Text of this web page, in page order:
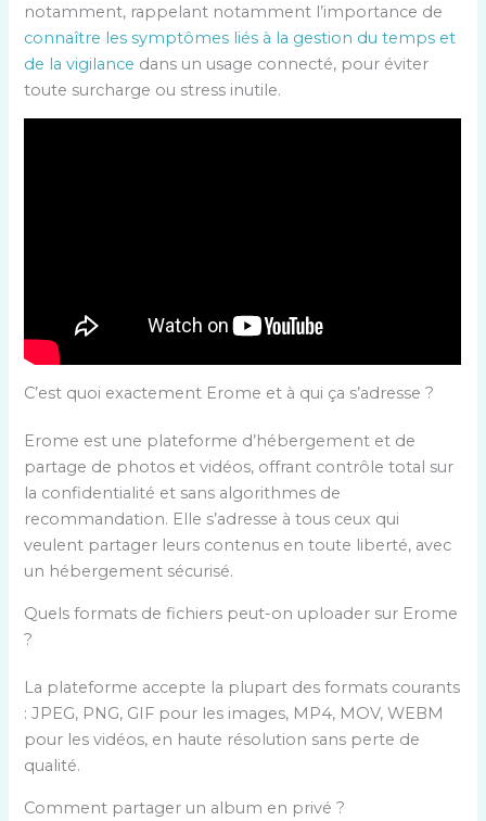
notamment, rappelant notamment l’importance de
connaître les symptômes liés à la gestion du temps et
de la vigilance dans un usage connecté, pour éviter
toute surcharge ou stress inutile.
C’est quoi exactement Erome et à qui ça s’adresse ?
Erome est une plateforme d’hébergement et de
partage de photos et vidéos, offrant contrôle total sur
la confidentialité et sans algorithmes de
recommandation. Elle s’adresse à tous ceux qui
veulent partager leurs contenus en toute liberté, avec
un hébergement sécurisé.
Quels formats de fichiers peut-on uploader sur Erome
?
La plateforme accepte la plupart des formats courants
: JPEG, PNG, GIF pour les images, MP4, MOV, WEBM
pour les vidéos, en haute résolution sans perte de
qualité.
Comment partager un album en privé ?